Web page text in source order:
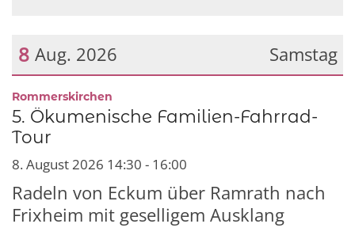
Samstag
8 Aug. 2026
Datum: 8. August 2026
Rommerskirchen
5. Ökumenische Familien-Fahrrad-
Tour
8. August 2026 14:30 - 16:00
Radeln von Eckum über Ramrath nach
Frixheim mit geselligem Ausklang